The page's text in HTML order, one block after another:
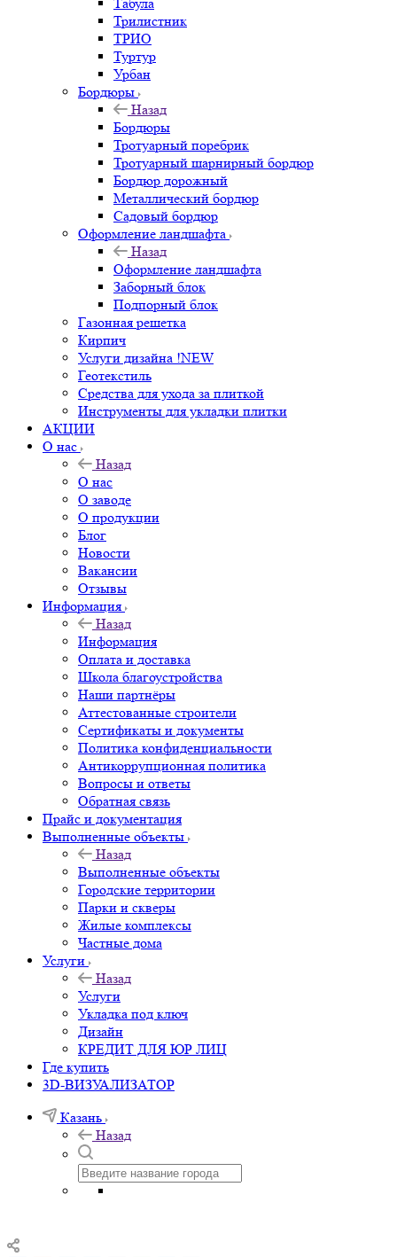
Трилистник
ТРИО
Туртур
Урбан
Бордюры
Назад
Бордюры
Тротуарный поребрик
Тротуарный шарнирный бордюр
Бордюр дорожный
Металлический бордюр
Садовый бордюр
Оформление ландшафта
Назад
Оформление ландшафта
Заборный блок
Подпорный блок
Газонная решетка
Кирпич
Услуги дизайна !NEW
Геотекстиль
Средства для ухода за плиткой
Инструменты для укладки плитки
АКЦИИ
О нас
Назад
О нас
О заводе
О продукции
Блог
Новости
Вакансии
Отзывы
Информация
Назад
Информация
Оплата и доставка
Школа благоустройства
Наши партнёры
Аттестованные строители
Сертификаты и документы
Политика конфиденциальности
Антикоррупционная политика
Вопросы и ответы
Обратная связь
Прайс и документация
Выполненные объекты
Назад
Выполненные объекты
Городские территории
Парки и скверы
Жилые комплексы
Частные дома
Услуги
Назад
Услуги
Укладка под ключ
Дизайн
КРЕДИТ ДЛЯ ЮР ЛИЦ
Где купить
3D-ВИЗУАЛИЗАТОР
Казань
Назад